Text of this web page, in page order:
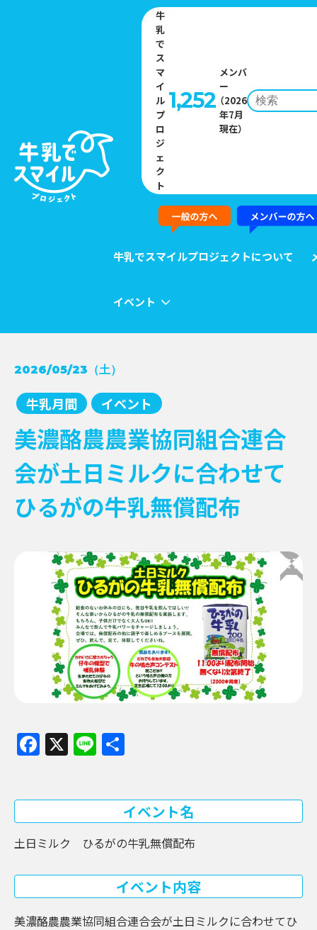
牛
乳
で
ス
マ
イ
ル
プ
ロ
ジ
ェ
ク
ト
1,252
メンバ
ー
（2026
年7月
現在）
牛乳でスマイルプロジェクトについて
NEWS
コンクール受賞レシピ
お知らせ
新商品 →
イベント
EVENT キャンペーン
その他情報提供
美濃酪農農業協同組合連合会が土日ミルク
に合わせてひるがの牛乳無償配布
EVENT
イベント
2026/05/23（土）
牛乳月間 イベント
美濃酪農農業協同組合連合
会が土日ミルクに合わせて
ひるがの牛乳無償配布
Facebook
X Line
イベント名
土日ミルク ひるがの牛乳無償配布
イベント内容
美濃酪農農業協同組合連合会が土日ミルクに合わせてひ